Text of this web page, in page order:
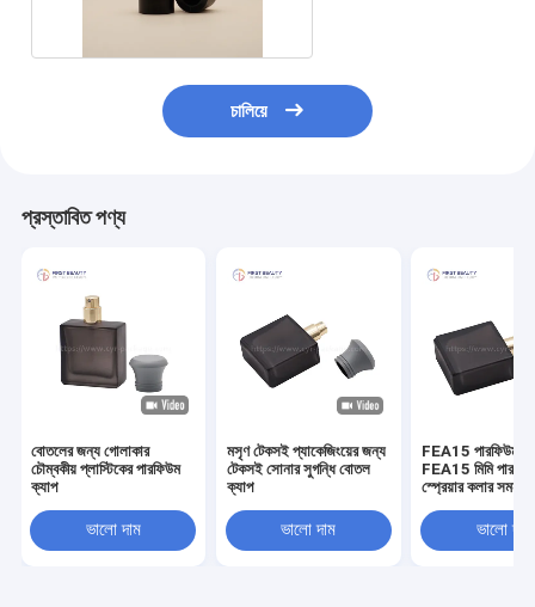
চালিয়ে
প্রস্তাবিত পণ্য
বোতলের জন্য গোলাকার
চৌম্বকীয় প্লাস্টিকের পারফিউম
ক্যাপ
ভালো দাম
মসৃণ টেকসই প্যাকেজিংয়ের জন্য
টেকসই সোনার সুগন্ধি বোতল
ক্যাপ
ভালো দাম
FEA15 পারফিউম
FEA15 মিমি
স্প্রেয়ার কলার
ভালো দাম